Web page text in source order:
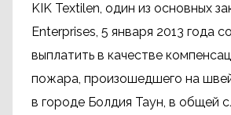
KIK Textilen, один из основных
Enterprises, 5 января 2013 года
выплатить в качестве
пожара, произошедшего на
в городе Болдия Таун, в общей